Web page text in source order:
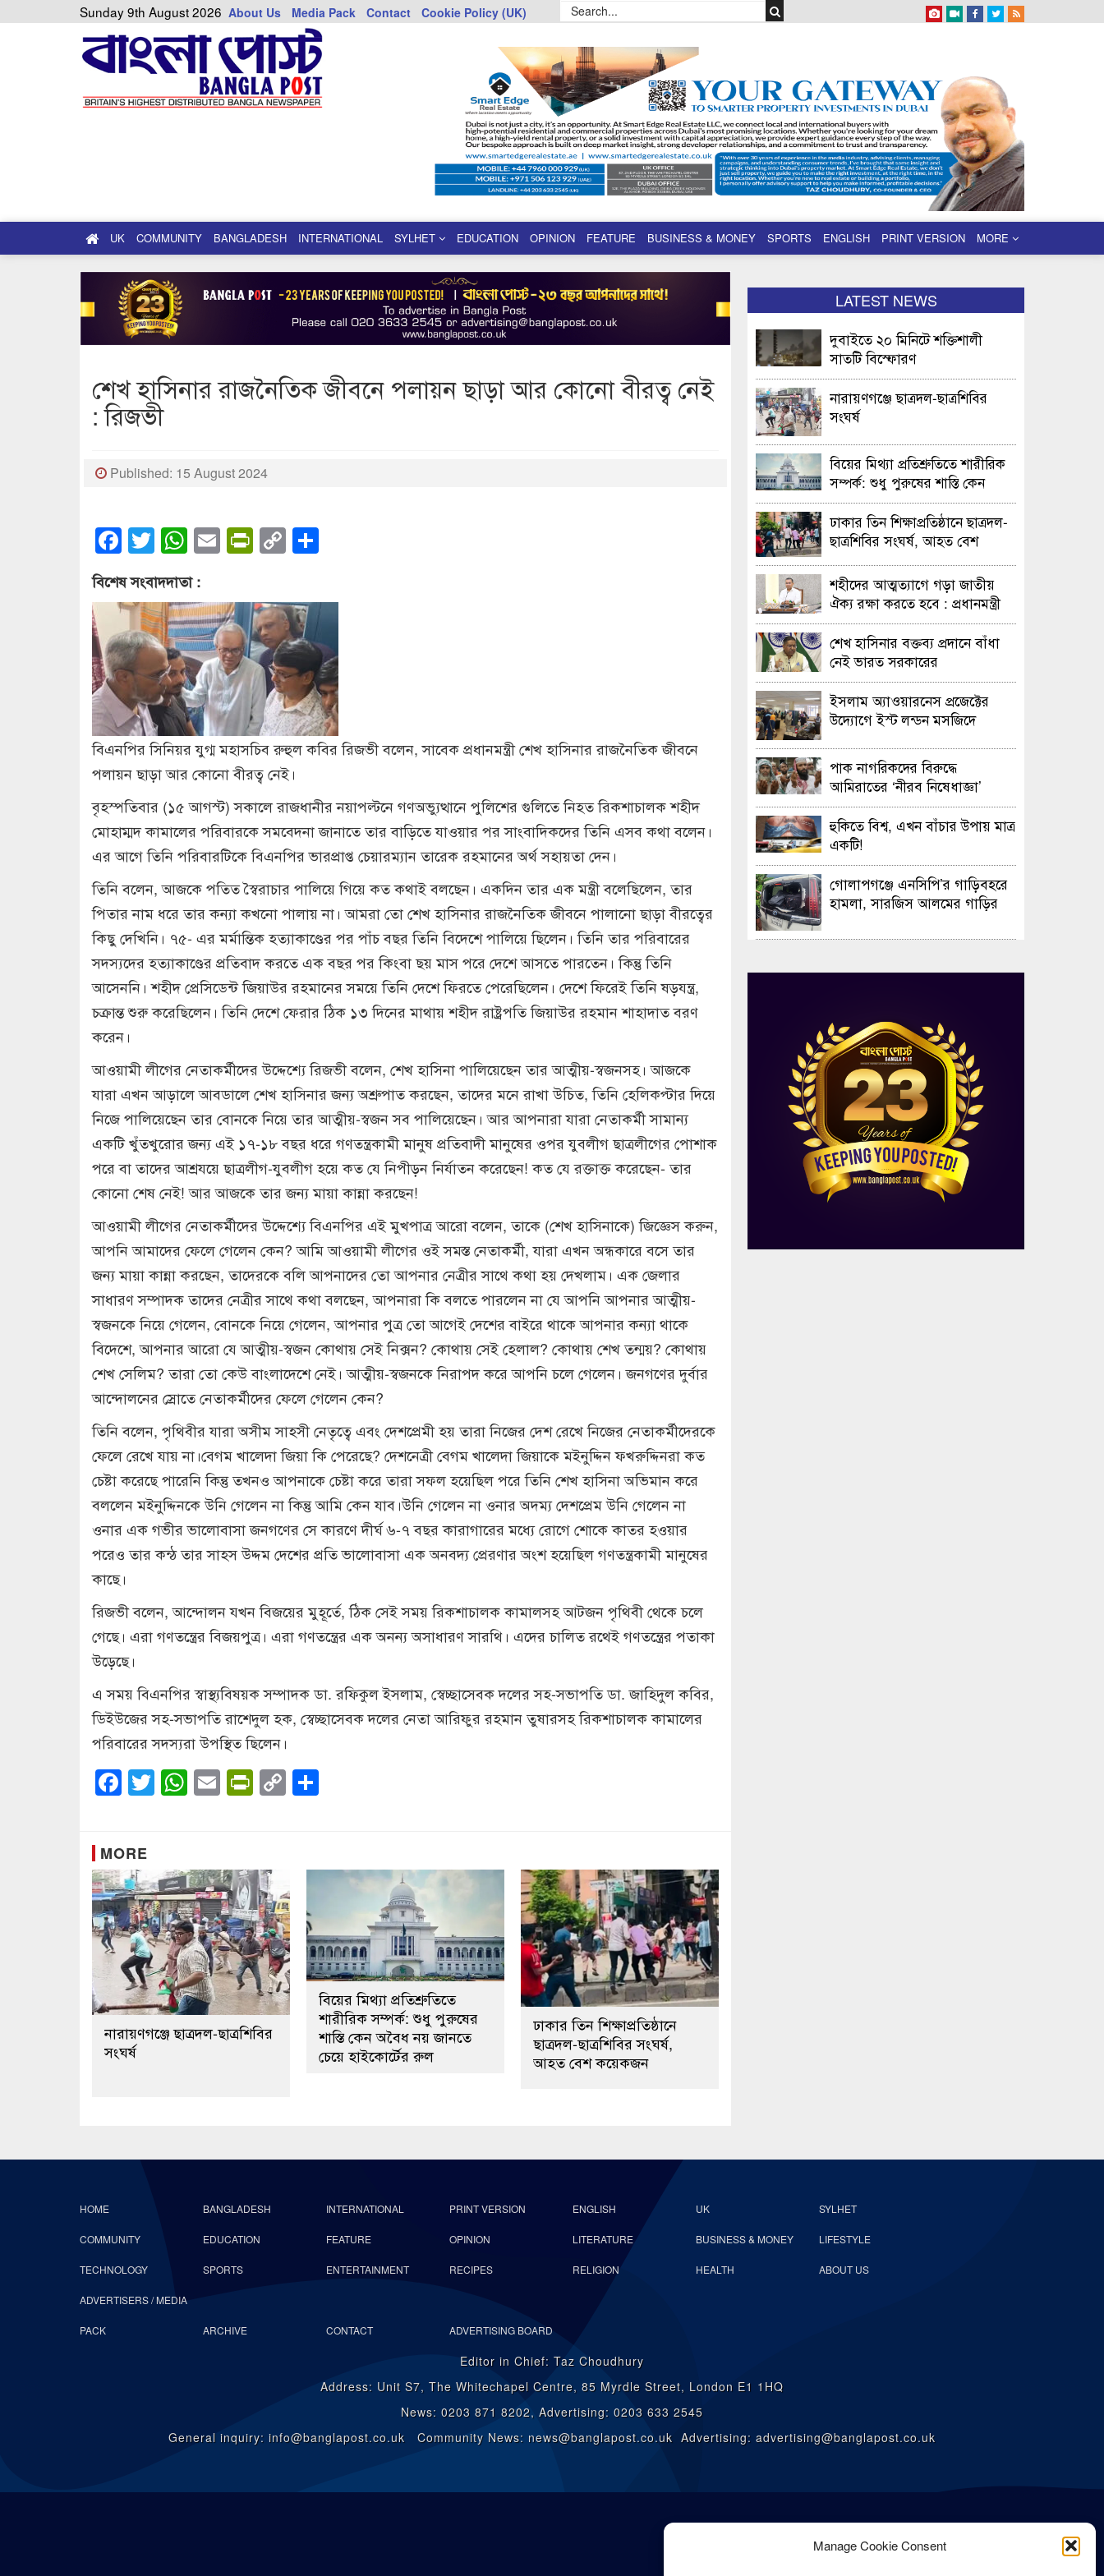
Manage Cookie Consent
Sunday 9th August 2026 About Us Media Pack Contact Cookie Policy (UK)
UK COMMUNITY BANGLADESH INTERNATIONAL SYLHET EDUCATION OPINION FEATURE BUSINESS & MONEY SPORTS ENGLISH PRINT VERSION MORE
শেখ হাসিনার রাজনৈতিক জীবনে পলায়ন ছাড়া আর কোনো বীরত্ব নেই
: রিজভী
Published: 15 August 2024
Facebook
Twitter
WhatsApp
EmailPrintFriendly
Copy
Link
বিশেষ সংবাদদাতা :
বিএনপির সিনিয়র যুগ্ম মহাসচিব রুহুল কবির রিজভী বলেন, সাবেক প্রধানমন্ত্রী শেখ হাসিনার রাজনৈতিক জীবনে
পলায়ন ছাড়া আর কোনো বীরত্ব নেই।
বৃহস্পতিবার (১৫ আগস্ট) সকালে রাজধানীর নয়াপল্টনে গণঅভ্যুত্থানে পুলিশের গুলিতে নিহত রিকশাচালক শহীদ
মোহাম্মদ কামালের পরিবারকে সমবেদনা জানাতে তার বাড়িতে যাওয়ার পর সাংবাদিকদের তিনি এসব কথা বলেন।
এর আগে তিনি পরিবারটিকে বিএনপির ভারপ্রাপ্ত চেয়ারম্যান তারেক রহমানের অর্থ সহায়তা দেন।
তিনি বলেন, আজকে পতিত স্বৈরাচার পালিয়ে গিয়ে কত কথাই বলছেন। একদিন তার এক মন্ত্রী বলেছিলেন, তার
পিতার নাম ধরে তার কন্যা কখনো পালায় না। আমরা তো শেখ হাসিনার রাজনৈতিক জীবনে পালানো ছাড়া বীরত্বের
কিছু দেখিনি। ৭৫- এর মর্মান্তিক হত্যাকাণ্ডের পর পাঁচ বছর তিনি বিদেশে পালিয়ে ছিলেন। তিনি তার পরিবারের
সদস্যদের হত্যাকাণ্ডের প্রতিবাদ করতে এক বছর পর কিংবা ছয় মাস পরে দেশে আসতে পারতেন। কিন্তু তিনি
আসেননি। শহীদ প্রেসিডেন্ট জিয়াউর রহমানের সময়ে তিনি দেশে ফিরতে পেরেছিলেন। দেশে ফিরেই তিনি ষড়যন্ত্র,
চক্রান্ত শুরু করেছিলেন। তিনি দেশে ফেরার ঠিক ১৩ দিনের মাথায় শহীদ রাষ্ট্রপতি জিয়াউর রহমান শাহাদাত বরণ
করেন।
আওয়ামী লীগের নেতাকর্মীদের উদ্দেশ্যে রিজভী বলেন, শেখ হাসিনা পালিয়েছেন তার আত্মীয়-স্বজনসহ। আজকে
যারা এখন আড়ালে আবডালে শেখ হাসিনার জন্য অশ্রুপাত করছেন, তাদের মনে রাখা উচিত, তিনি হেলিকপ্টার দিয়ে
নিজে পালিয়েছেন তার বোনকে নিয়ে তার আত্মীয়-স্বজন সব পালিয়েছেন। আর আপনারা যারা নেতাকর্মী সামান্য
একটি খুঁতখুরোর জন্য এই ১৭-১৮ বছর ধরে গণতন্ত্রকামী মানুষ প্রতিবাদী মানুষের ওপর যুবলীগ ছাত্রলীগের পোশাক
পরে বা তাদের আশ্রযয়ে ছাত্রলীগ-যুবলীগ হয়ে কত যে নিপীড়ন নির্যাতন করেছেন! কত যে রক্তাক্ত করেছেন- তার
কোনো শেষ নেই! আর আজকে তার জন্য মায়া কান্না করছেন!
আওয়ামী লীগের নেতাকর্মীদের উদ্দেশ্যে বিএনপির এই মুখপাত্র আরো বলেন, তাকে (শেখ হাসিনাকে) জিজ্ঞেস করুন,
আপনি আমাদের ফেলে গেলেন কেন? আমি আওয়ামী লীগের ওই সমস্ত নেতাকর্মী, যারা এখন অন্ধকারে বসে তার
জন্য মায়া কান্না করছেন, তাদেরকে বলি আপনাদের তো আপনার নেত্রীর সাথে কথা হয় দেখলাম। এক জেলার
সাধারণ সম্পাদক তাদের নেত্রীর সাথে কথা বলছেন, আপনারা কি বলতে পারলেন না যে আপনি আপনার আত্মীয়-
স্বজনকে নিয়ে গেলেন, বোনকে নিয়ে গেলেন, আপনার পুত্র তো আগেই দেশের বাইরে থাকে আপনার কন্যা থাকে
বিদেশে, আপনার আরো যে আত্মীয়-স্বজন কোথায় সেই নিক্সন? কোথায় সেই হেলাল? কোথায় শেখ তন্ময়? কোথায়
শেখ সেলিম? তারা তো কেউ বাংলাদেশে নেই। আত্মীয়-স্বজনকে নিরাপদ করে আপনি চলে গেলেন। জনগণের দুর্বার
আন্দোলনের স্রোতে নেতাকর্মীদের ফেলে গেলেন কেন?
তিনি বলেন, পৃথিবীর যারা অসীম সাহসী নেতৃত্বে এবং দেশপ্রেমী হয় তারা নিজের দেশ রেখে নিজের নেতাকর্মীদেরকে
ফেলে রেখে যায় না।বেগম খালেদা জিয়া কি পেরেছে? দেশনেত্রী বেগম খালেদা জিয়াকে মইনুদ্দিন ফখরুদ্দিনরা কত
চেষ্টা করেছে পারেনি কিন্তু তখনও আপনাকে চেষ্টা করে তারা সফল হয়েছিল পরে তিনি শেখ হাসিনা অভিমান করে
বললেন মইনুদ্দিনকে উনি গেলেন না কিন্তু আমি কেন যাব।উনি গেলেন না ওনার অদম্য দেশপ্রেম উনি গেলেন না
ওনার এক গভীর ভালোবাসা জনগণের সে কারণে দীর্ঘ ৬-৭ বছর কারাগারের মধ্যে রোগে শোকে কাতর হওয়ার
পরেও তার কন্ঠ তার সাহস উদ্দম দেশের প্রতি ভালোবাসা এক অনবদ্য প্রেরণার অংশ হয়েছিল গণতন্ত্রকামী মানুষের
কাছে।
রিজভী বলেন, আন্দোলন যখন বিজয়ের মুহূর্তে, ঠিক সেই সময় রিকশাচালক কামালসহ আটজন পৃথিবী থেকে চলে
গেছে। এরা গণতন্ত্রের বিজয়পুত্র। এরা গণতন্ত্রের এক অনন্য অসাধারণ সারথি। এদের চালিত রথেই গণতন্ত্রের পতাকা
উড়েছে।
এ সময় বিএনপির স্বাস্থ্যবিষয়ক সম্পাদক ডা. রফিকুল ইসলাম, স্বেচ্ছাসেবক দলের সহ-সভাপতি ডা. জাহিদুল কবির,
ডিইউজের সহ-সভাপতি রাশেদুল হক, স্বেচ্ছাসেবক দলের নেতা আরিফুর রহমান তুষারসহ রিকশাচালক কামালের
পরিবারের সদস্যরা উপস্থিত ছিলেন।
Facebook
Twitter
WhatsApp
EmailPrintFriendly
Copy
Link
MORE
নারায়ণগঞ্জে ছাত্রদল-ছাত্রশিবির
সংঘর্ষ
বিয়ের মিথ্যা প্রতিশ্রুতিতে
শারীরিক সম্পর্ক: শুধু পুরুষের
শাস্তি কেন অবৈধ নয় জানতে
চেয়ে হাইকোর্টের রুল
ঢাকার তিন শিক্ষাপ্রতিষ্ঠানে
ছাত্রদল-ছাত্রশিবির সংঘর্ষ,
আহত বেশ কয়েকজন
LATEST NEWS
দুবাইতে ২০ মিনিটে শক্তিশালী
সাতটি বিস্ফোরণ
নারায়ণগঞ্জে ছাত্রদল-ছাত্রশিবির
সংঘর্ষ
বিয়ের মিথ্যা প্রতিশ্রুতিতে শারীরিক
সম্পর্ক: শুধু পুরুষের শাস্তি কেন
অবৈধ নয় জানতে চেয়ে হাইকোর্টের
রুল
ঢাকার তিন শিক্ষাপ্রতিষ্ঠানে ছাত্রদল-
ছাত্রশিবির সংঘর্ষ, আহত বেশ
শহীদের আত্মত্যাগে গড়া জাতীয়
ঐক্য রক্ষা করতে হবে : প্রধানমন্ত্রী
শেখ হাসিনার বক্তব্য প্রদানে বাঁধা
নেই ভারত সরকারের
ইসলাম অ্যাওয়ারনেস প্রজেক্টের
উদ্যোগে ইস্ট লন্ডন মসজিদে
ও এক্সিবিশন
পাক নাগরিকদের বিরুদ্ধে
আমিরাতের ‘নীরব নিষেধাজ্ঞা’
হুকিতে বিশ্ব, এখন বাঁচার উপায় মাত্র
একটি!
গোলাপগঞ্জে এনসিপি’র গাড়িবহরে
হামলা, সারজিস আলমের গাড়ির
HOME BANGLADESH INTERNATIONAL PRINT VERSION ENGLISH UK SYLHET
COMMUNITY EDUCATION FEATURE OPINION LITERATURE BUSINESS & MONEY LIFESTYLE
TECHNOLOGY SPORTS ENTERTAINMENT RECIPES RELIGION HEALTH ABOUT US
ADVERTISERS / MEDIA
PACK ARCHIVE CONTACT ADVERTISING BOARD
Editor in Chief: Taz Choudhury
Address: Unit S7, The Whitechapel Centre, 85 Myrdle Street, London E1 1HQ
News: 0203 871 8202, Advertising: 0203 633 2545
General inquiry: info@banglapost.co.uk Community News: news@banglapost.co.uk Advertising: advertising@banglapost.co.uk